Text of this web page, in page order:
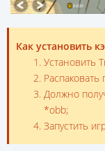
Как установить
Установить
Должно
*obb;
Запустить